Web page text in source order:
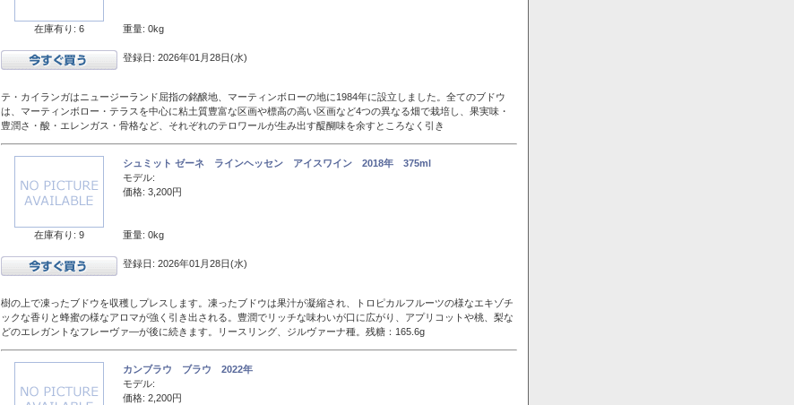
在庫有り: 6 重量: 0kg
登録日: 2026年01月28日(水)
テ・カイランガはニュージーランド屈指の銘醸地、マーティンボローの地に1984年に設立しました。全てのブドウ
は、マーティンボロー・テラスを中心に粘土質豊富な区画や標高の高い区画など4つの異なる畑で栽培し、果実味・
豊潤さ・酸・エレンガス・骨格など、それぞれのテロワールが生み出す醍醐味を余すところなく引き
在庫有り: 9
シュミット ゼーネ ラインヘッセン アイスワイン 2018年 375ml
モデル:
価格: 3,200円
重量: 0kg
登録日: 2026年01月28日(水)
樹の上で凍ったブドウを収穫しプレスします。凍ったブドウは果汁が凝縮され、トロピカルフルーツの様なエキゾチ
ックな香りと蜂蜜の様なアロマが強く引き出される。豊潤でリッチな味わいが口に広がり、アプリコットや桃、梨な
どのエレガントなフレーヴァ―が後に続きます。リースリング、ジルヴァーナ種。残糖：165.6g
カンブラウ ブラウ 2022年
モデル:
価格: 2,200円